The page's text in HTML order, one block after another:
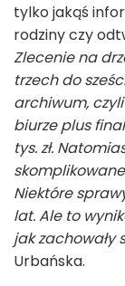
tylko jakąś
rodziny czy
Zlecenie na
trzech do
archiwum,
biurze plus
tys. zł.
Niektóre
lat. Ale to
jak zachowały
Urbańska.